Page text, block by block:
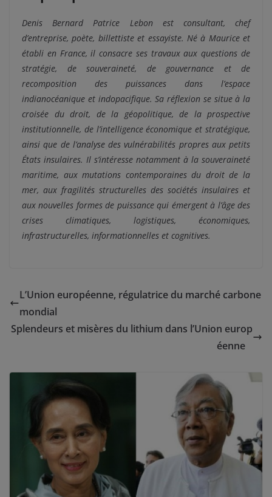
Denis Bernard Patrice Lebon est consultant, chef
d’entreprise, poète, billettiste et essayiste. Né à Maurice et
établi en France, il consacre ses travaux aux questions de
stratégie, de souveraineté, de gouvernance et de
recomposition des puissances dans l’espace
indianocéanique et indopacifique. Sa réflexion se situe à la
croisée du droit, de la géopolitique, de la prospective
institutionnelle, de l’intelligence économique et stratégique,
ainsi que de l’analyse des vulnérabilités propres aux petits
États insulaires. Il s’intéresse notamment à la souveraineté
maritime, aux mutations contemporaines du droit de la
mer, aux fragilités structurelles des sociétés insulaires et
aux nouvelles formes de puissance qui émergent à l’âge des
crises climatiques, logistiques, économiques,
infrastructurelles, informationnelles et cognitives.
L’Union européenne, régulatrice du marché carbone
mondial
Splendeurs et misères du lithium dans l’Union europ
éenne